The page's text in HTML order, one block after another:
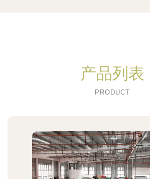
产品列表
PRODUCT